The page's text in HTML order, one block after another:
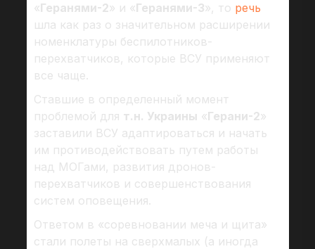
«Геранями-2» и «Геранями-3», то речь
шла как раз о значительном расширении
номенклатуры беспилотников-
перехватчиков, которые ВСУ применяют
все чаще.
Ставшие в определенный момент
проблемой для т.н. Украины «Герани-2»
заставили ВСУ адаптироваться и начать
им противодействовать путем работы
над МОГами, развития дронов-
перехватчиков и совершенствования
систем оповещения.
Ответом в «соревновании меча и щита»
стали полеты на сверхмалых (а иногда